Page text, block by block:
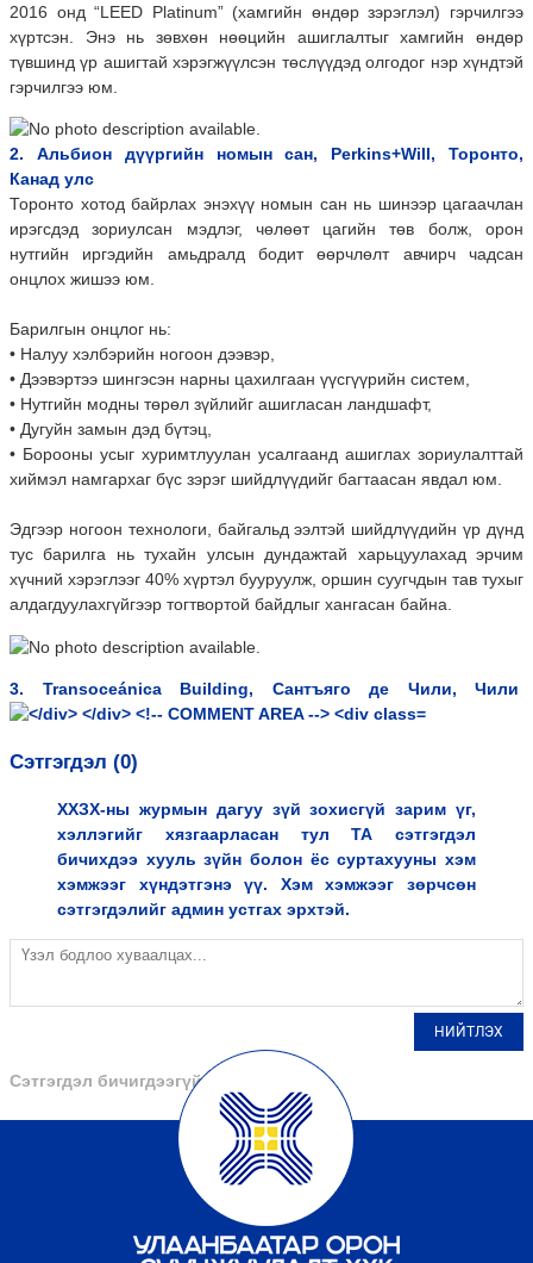
2016 онд “LEED Platinum” (хамгийн өндөр зэрэглэл) гэрчилгээ
хүртсэн. Энэ нь зөвхөн нөөцийн ашиглалтыг хамгийн өндөр
түвшинд үр ашигтай хэрэгжүүлсэн төслүүдэд олгодог нэр хүндтэй
гэрчилгээ юм.
2. Альбион дүүргийн номын сан, Perkins+Will, Торонто,
Канад улс
Торонто хотод байрлах энэхүү номын сан нь шинээр цагаачлан
ирэгсдэд зориулсан мэдлэг, чөлөөт цагийн төв болж, орон
нутгийн иргэдийн амьдралд бодит өөрчлөлт авчирч чадсан
онцлох жишээ юм.
Барилгын онцлог нь:
• Налуу хэлбэрийн ногоон дээвэр,
• Дээвэртээ шингэсэн нарны цахилгаан үүсгүүрийн систем,
• Нутгийн модны төрөл зүйлийг ашигласан ландшафт,
• Дугуйн замын дэд бүтэц,
• Борооны усыг хуримтлуулан усалгаанд ашиглах зориулалттай
хиймэл намгархаг бүс зэрэг шийдлүүдийг багтаасан явдал юм.
Эдгээр ногоон технологи, байгальд ээлтэй шийдлүүдийн үр дүнд
тус барилга нь тухайн улсын дундажтай харьцуулахад эрчим
хүчний хэрэглээг 40% хүртэл бууруулж, оршин суугчдын тав тухыг
алдагдуулахгүйгээр тогтвортой байдлыг хангасан байна.
3. Transoceánica Building, Сантъяго де Чили, Чили
Сэтгэгдэл (0)
ХХЗХ-ны журмын дагуу зүй зохисгүй зарим үг,
хэллэгийг хязгаарласан тул ТА сэтгэгдэл
бичихдээ хууль зүйн болон ёс суртахууны хэм
хэмжээг хүндэтгэнэ үү. Хэм хэмжээг зөрчсөн
сэтгэгдэлийг админ устгах эрхтэй.
НИЙТЛЭХ
Сэтгэгдэл бичигдээгүй байна